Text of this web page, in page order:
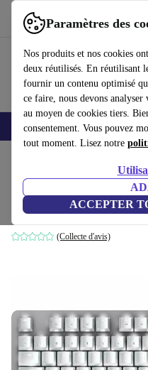
Paramètres des
Nos produits et nos cookies
deux réutilisés. En réutilisant
fournir un contenu optimisé
ce faire, nous devons
au moyen de cookies tiers.
consentement. Vous pouvez
tout moment. Lisez notre
ACCEPTER
Utilisez refurbed rapidement et
Smartphones Laptops
Razer
Razer Orange | Mercury
(Collecte d'avis)